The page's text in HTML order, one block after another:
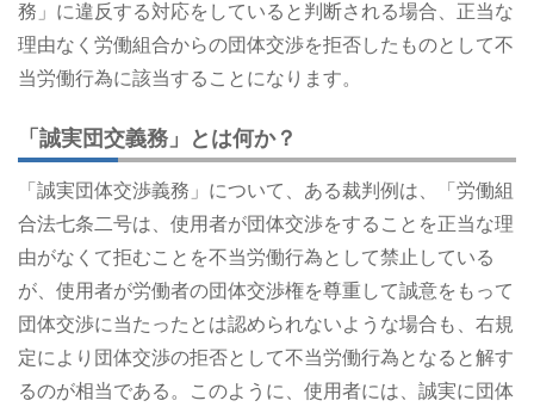
務」に違反する対応をしていると判断される場合、正当な
理由なく労働組合からの団体交渉を拒否したものとして不
当労働行為に該当することになります。
「誠実団交義務」とは何か？
「誠実団体交渉義務」について、ある裁判例は、「労働組
合法七条二号は、使用者が団体交渉をすることを正当な理
由がなくて拒むことを不当労働行為として禁止している
が、使用者が労働者の団体交渉権を尊重して誠意をもって
団体交渉に当たったとは認められないような場合も、右規
定により団体交渉の拒否として不当労働行為となると解す
るのが相当である。このように、使用者には、誠実に団体